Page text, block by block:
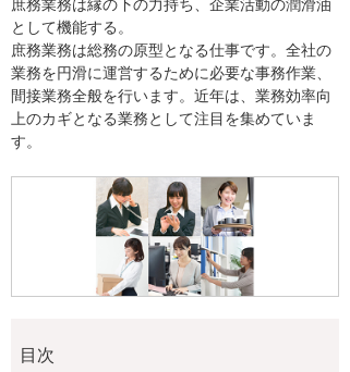
庶務業務は縁の下の力持ち、企業活動の潤滑油
として機能する。
庶務業務は総務の原型となる仕事です。全社の
業務を円滑に運営するために必要な事務作業、
間接業務全般を行います。近年は、業務効率向
上のカギとなる業務として注目を集めていま
す。
目次